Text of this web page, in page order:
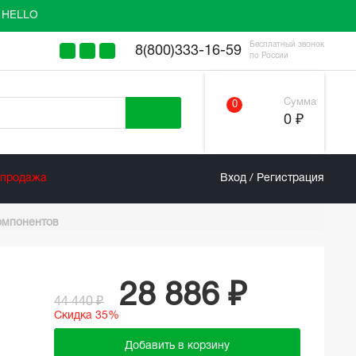
8(800)333-16-59
Бесплатный звонок
по России
0 Сумма
0 ₽
Вход / Регистрация
44 440 ₽
Скидка 35%
28 886 ₽
Добавить в корзину